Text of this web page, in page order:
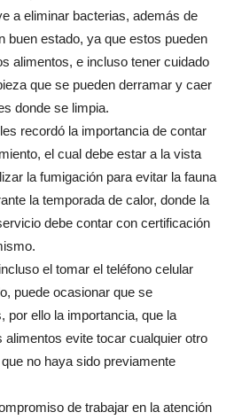
a eliminar bacterias, además de
buen estado, ya que estos pueden
alimentos, e incluso tener cuidado
que se pueden derramar y caer
donde se limpia.
recordó la importancia de contar
el cual debe estar a la vista
la fumigación para evitar la fauna
la temporada de calor, donde la
debe contar con certificación
el tomar el teléfono celular
puede ocasionar que se
por ello la importancia, que la
alimentos evite tocar cualquier otro
no haya sido previamente
de trabajar en la atención